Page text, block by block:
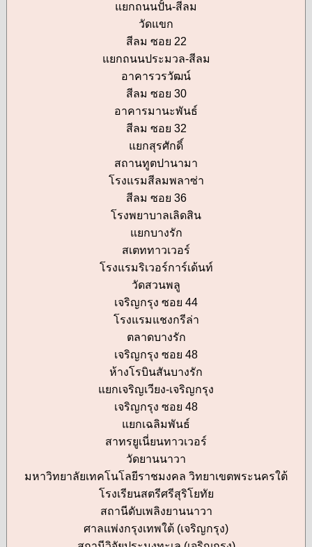
แยกถนนปั้น-สีลม
วัดแขก
สีลม ซอย 22
แยกถนนประมวล-สีลม
อาคารวรวัฒน์
สีลม ซอย 30
อาคารมานะพันธ์
สีลม ซอย 32
แยกสุรศักดิ์
สถานทูตปานามา
โรงแรมสีลมพลาซ่า
สีลม ซอย 36
โรงพยาบาลเลิดสิน
แยกบางรัก
สเตททาวเวอร์
โรงแรมริเวอร์การ์เด้นท์
วัดสวนพลู
เจริญกรุง ซอย 44
โรงแรมแชงกรีล่า
ตลาดบางรัก
เจริญกรุง ซอย 48
ห้างโรบินสันบางรัก
แยกเจริญเวียง-เจริญกรุง
เจริญกรุง ซอย 48
แยกเฉลิมพันธ์
สาทรยูเนี่ยนทาวเวอร์
วัดยานนาวา
มหาวิทยาลัยเทคโนโลยีราชมงคล วิทยาเขตพระนครใต้
โรงเรียนสตรีศรีสุริโยทัย
สถานีดับเพลิงยานนาวา
ศาลแพ่งกรุงเทพใต้ (เจริญกรุง)